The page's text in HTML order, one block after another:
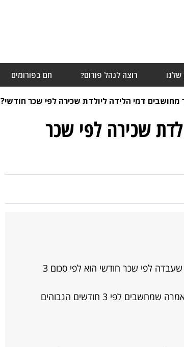
שלנו רוצה לנהל פורום? חם בפורומים
מחושבים דמי הלידה ליולדת שכירה לפי שכר חודשי?
שכירה לפי שכר
קראתי שחישוב דמי לידה ליום ליולדת שכירה שעבדה לפי שכר חודשי הוא לפי סכום 3
לעומת זאת בסניף של ביטוח לאומי הפקידה אמרה שמחשבים לפי 3 חודשים הגבוהים